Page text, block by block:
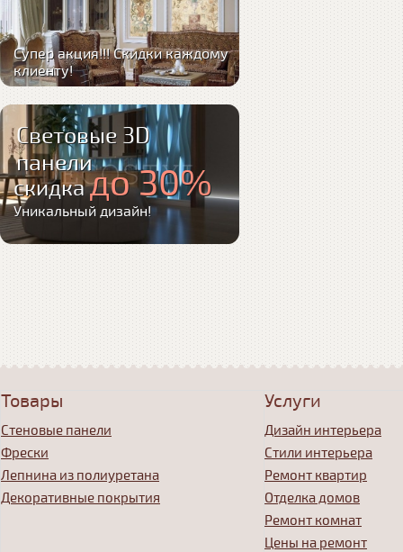
Супер акция!!! Скидки каждому
клиенту!
Световые 3D
панели
скидкадо 30%
Уникальный дизайн!
Товары
Стеновые панели
Фрески
Лепнина из полиуретана
Декоративные покрытия
Услуги
Дизайн интерьера
Стили интерьера
Ремонт квартир
Отделка домов
Ремонт комнат
Цены на ремонт